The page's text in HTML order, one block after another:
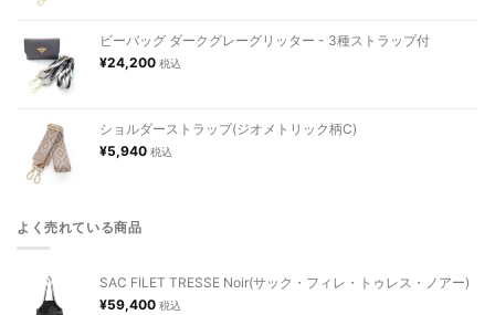
ビーバッグ ダークグレーグリッター - 3種ストラップ付
¥24,200 税込
ショルダーストラップ(ジオメトリック柄C)
¥5,940 税込
よく売れている商品
SAC FILET TRESSE Noir(サック・フィレ・トゥレス・ノアー)
¥59,400 税込